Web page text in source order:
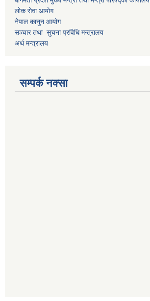
लोक सेवा आयोग
नेपाल कानुन आयोग
सञ्चार तथा सुचना प्रविधि मन्त्रालय
अर्थ मन्त्रालय
सम्पर्क नक्सा